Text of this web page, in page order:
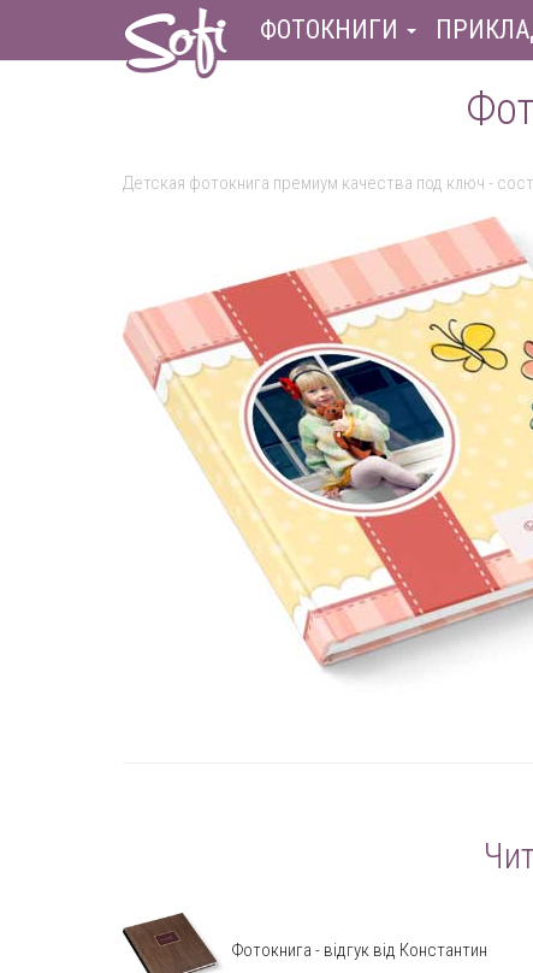
ФОТОКНИГИ
Детская фотокнига премиум качества под ключ -
Фотокнига - відгук від Константин